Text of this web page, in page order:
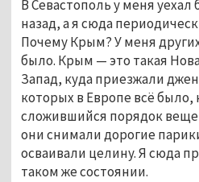
В Севастополь у меня уехал
назад, а я сюда
Почему Крым? У меня
было. Крым — это такая
Запад, куда приезжали
которых в Европе всё было,
сложившийся порядок
они снимали дорогие
осваивали целину. Я сюда
таком же состоянии.